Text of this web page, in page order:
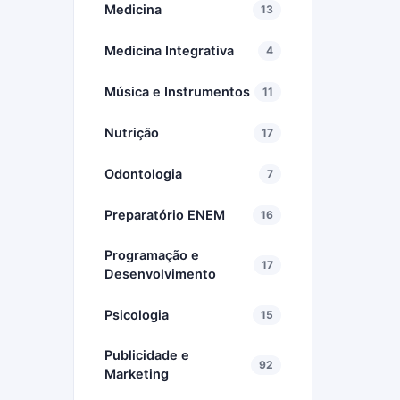
Medicina 13
Medicina Integrativa 4
Música e Instrumentos 11
Nutrição 17
Odontologia 7
Preparatório ENEM 16
Programação e
Desenvolvimento
17
Psicologia 15
Publicidade e
Marketing
92